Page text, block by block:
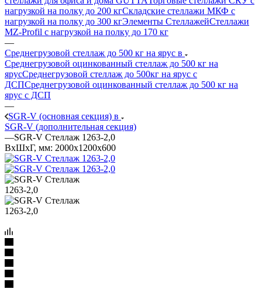
нагрузкой на полку до 200 кгСкладские стеллажи МКФ с
нагрузкой на полку до 300 кгЭлементы СтеллажейСтеллажи
MZ-Profil с нагрузкой на полку до 170 кг
—
Среднегрузовой стеллаж до 500 кг на ярус в
Среднегрузовой оцинкованный стеллаж до 500 кг на
ярусСреднегрузовой стеллаж до 500кг на ярус с
ДСПСреднегрузовой оцинкованный стеллаж до 500 кг на
ярус с ДСП
—
SGR-V (основная секция) в
SGR-V (дополнительная секция)
—SGR-V Стеллаж 1263-2,0
ВхШхГ, мм: 2000x1200x600